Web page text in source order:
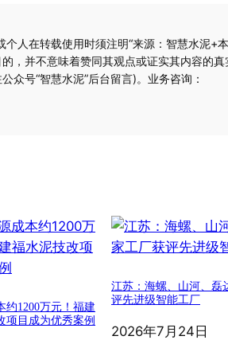
人在转载使用时须注明“来源：智慧水泥+
，并不意味着赞同其观点或证实其内容的真
众号“智慧水泥”后台留言)。业务咨询：
约1200万元！福建
项目成为优秀案例
江苏：海螺、山河、磊
评先进级智能工厂
2026年7月24日